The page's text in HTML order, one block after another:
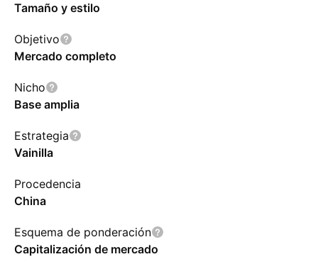
Tamaño y estilo
Objetivo
Mercado completo
Nicho
Base amplia
Estrategia
Vainilla
Procedencia
China
Esquema de ponderación
Capitalización de mercado